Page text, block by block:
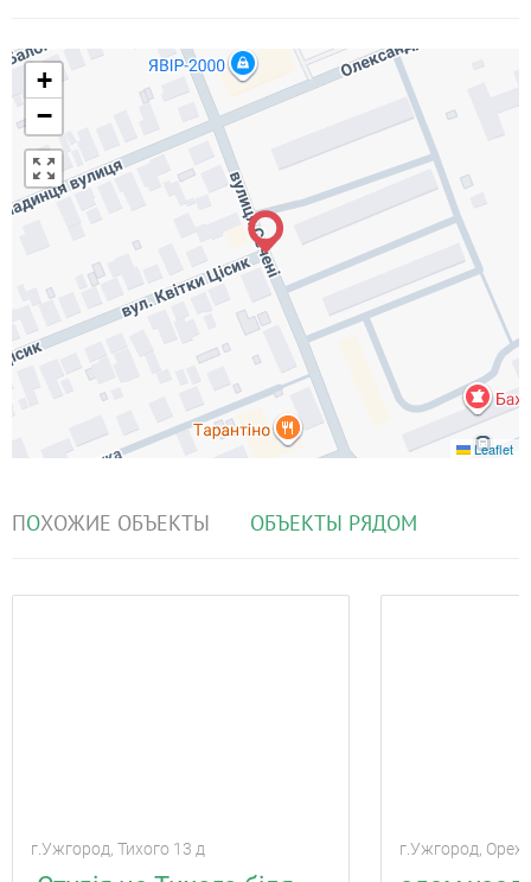
+
−
Leaflet
ПОХОЖИЕ ОБЪЕКТЫ ОБЪЕКТЫ РЯДОМ
г.Ужгород, Тихого 13 д